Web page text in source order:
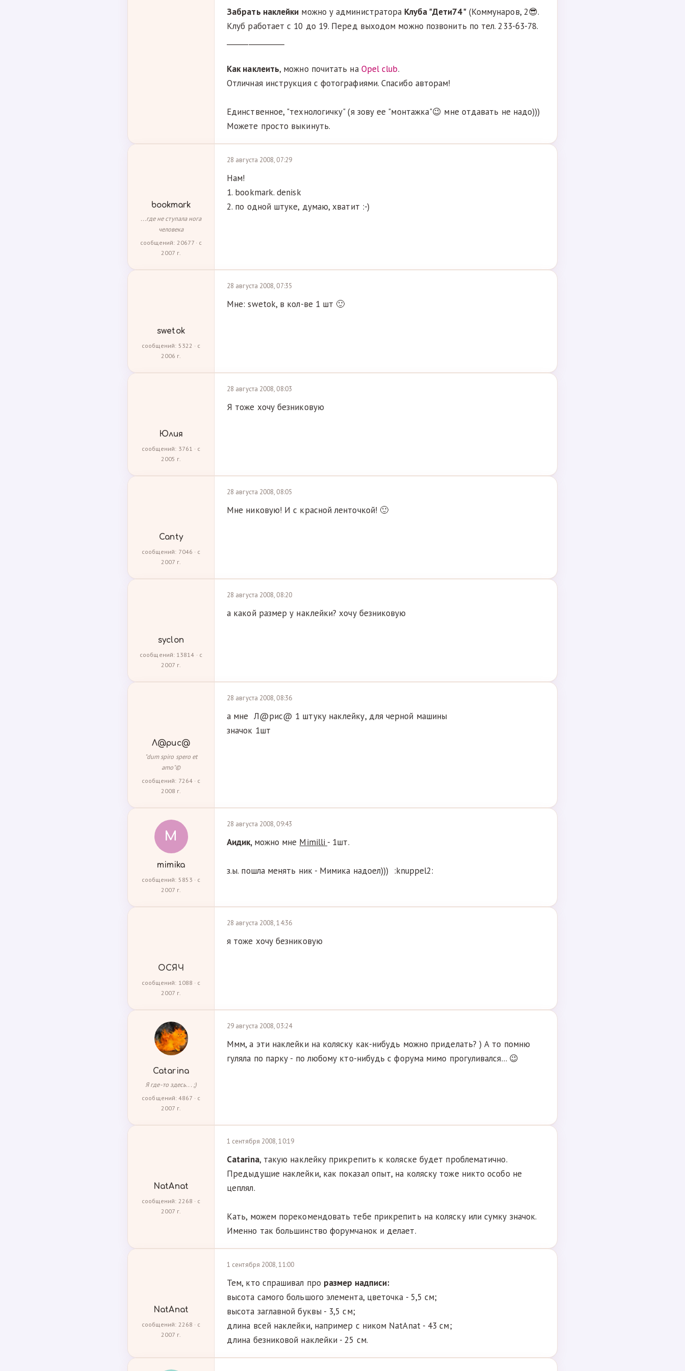
Забрать наклейки можно у администратора Клуба "Дети74"(Коммунаров, 2😎.
Клуб работает с 10 до 19. Перед выходом можно позвонить по тел. 233-63-78.
Как наклеить, можно почитать на Opel club.
Отличная инструкция с фотографиями. Спасибо авторам!
Единственное, "технологичку" (я зову ее "монтажка"😉 мне отдавать не надо)))
Можете просто выкинуть.
bookmark
...где не ступала нога
человека
сообщений: 20677 · с
2007 г.
28 августа 2008, 07:29
Нам!
1. bookmark. denisk
2. по одной штуке, думаю, хватит :-)
swetok
сообщений: 5322 · с
2006 г.
28 августа 2008, 07:35
Мне: swetok, в кол-ве 1 шт 🙂
Юлия
сообщений: 3761 · с
2005 г.
28 августа 2008, 08:03
Я тоже хочу безниковую
Canty
сообщений: 7046 · с
2007 г.
28 августа 2008, 08:05
Мне никовую! И с красной ленточкой! 🙂
syclon
сообщений: 13814 · с
2007 г.
28 августа 2008, 08:20
а какой размер у наклейки? хочу безниковую
Л@рис@
"dum spiro spero et
amo"©
сообщений: 7264 · с
2008 г.
28 августа 2008, 08:36
а мне Л@рис@ 1 штуку наклейку, для черной машины
значок 1шт
M
mimika
сообщений: 5853 · с
2007 г.
28 августа 2008, 09:43
Аидик, можно мне Mimilli - 1шт.
з.ы. пошла менять ник - Мимика надоел))) :knuppel2:
ОСЯЧ
сообщений: 1088 · с
2007 г.
28 августа 2008, 14:36
я тоже хочу безниковую
Catarina
Я где-то здесь... ;)
сообщений: 4867 · с
2007 г.
29 августа 2008, 03:24
Ммм, а эти наклейки на коляску как-нибудь можно приделать? ) А то помню
гуляла по парку - по любому кто-нибудь с форума мимо прогуливался... 😉
NatAnat
сообщений: 2268 · с
2007 г.
1 сентября 2008, 10:19
Catarina, такую наклейку прикрепить к коляске будет проблематично.
Предыдущие наклейки, как показал опыт, на коляску тоже никто особо не
цеплял.
Кать, можем порекомендовать тебе прикрепить на коляску или сумку значок.
Именно так большинство форумчанок и делает.
NatAnat
сообщений: 2268 · с
2007 г.
1 сентября 2008, 11:00
Тем, кто спрашивал про размер надписи:
высота самого большого элемента, цветочка - 5,5 см;
высота заглавной буквы - 3,5 см;
длина всей наклейки, например с ником NatAnat - 43 см;
длина безниковой наклейки - 25 см.